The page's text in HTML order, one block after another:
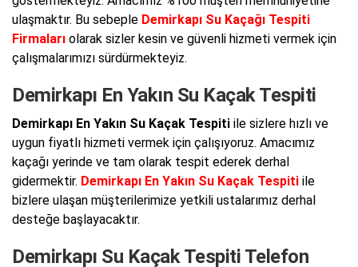
ulaşmaktır. Bu sebeple Demirkapı Su Kaçağı Tespiti
Firmaları olarak sizler kesin ve güvenli hizmeti vermek için
çalışmalarımızı sürdürmekteyiz.
Demirkapı En Yakın Su Kaçak Tespiti
Demirkapı En Yakın Su Kaçak Tespiti ile sizlere hızlı ve
uygun fiyatlı hizmeti vermek için çalışıyoruz. Amacımız
kaçağı yerinde ve tam olarak tespit ederek derhal
gidermektir. Demirkapı En Yakın Su Kaçak Tespiti ile
bizlere ulaşan müşterilerimize yetkili ustalarımız derhal
desteğe başlayacaktır.
Demirkapı Su Kaçak Tespiti Telefon